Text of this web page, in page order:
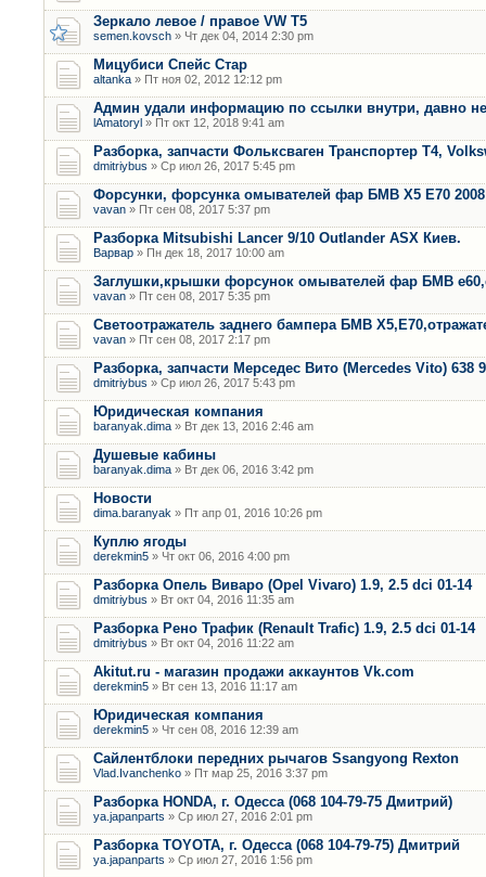
Зеркало левое / правое VW T5
semen.kovsch » Чт дек 04, 2014 2:30 pm
Мицубиси Спейс Стар
altanka » Пт ноя 02, 2012 12:12 pm
Админ удали информацию по ссылки внутри, давно не
lAmatoryl » Пт окт 12, 2018 9:41 am
Разборка, запчасти Фольксваген Транспортер Т4,
dmitriybus » Ср июл 26, 2017 5:45 pm
Форсунки, форсунка омывателей фар БМВ Х5 Е70 2008
vavan » Пт сен 08, 2017 5:37 pm
Разборка Mitsubishi Lancer 9/10 Outlander ASX Киев.
Варвар » Пн дек 18, 2017 10:00 am
Заглушки,крышки форсунок омывателей фар БМВ
vavan » Пт сен 08, 2017 5:35 pm
Светоотражатель заднего бампера БМВ
vavan » Пт сен 08, 2017 2:17 pm
Разборка, запчасти Мерседес Вито (Mercedes Vito) 638
dmitriybus » Ср июл 26, 2017 5:43 pm
Юридическая компания
baranyak.dima » Вт дек 13, 2016 2:46 am
Душевые кабины
baranyak.dima » Вт дек 06, 2016 3:42 pm
Новости
dima.baranyak » Пт апр 01, 2016 10:26 pm
Куплю ягоды
derekmin5 » Чт окт 06, 2016 4:00 pm
Разборка Опель Виваро (Opel Vivaro) 1.9, 2.5 dci 01-14
dmitriybus » Вт окт 04, 2016 11:35 am
Разборка Рено Трафик (Renault Trafic) 1.9, 2.5 dci 01-14
dmitriybus » Вт окт 04, 2016 11:22 am
Akitut.ru - магазин продажи аккаунтов Vk.com
derekmin5 » Вт сен 13, 2016 11:17 am
Юридическая компания
derekmin5 » Чт сен 08, 2016 12:39 am
Сайлентблоки передних рычагов Ssangyong Rexton
Vlad.Ivanchenko » Пт мар 25, 2016 3:37 pm
Разборка HONDA, г. Одесса (068 104-79-75 Дмитрий)
ya.japanparts » Ср июл 27, 2016 2:01 pm
Разборка TOYOTA, г. Одесса (068 104-79-75) Дмитрий
ya.japanparts » Ср июл 27, 2016 1:56 pm